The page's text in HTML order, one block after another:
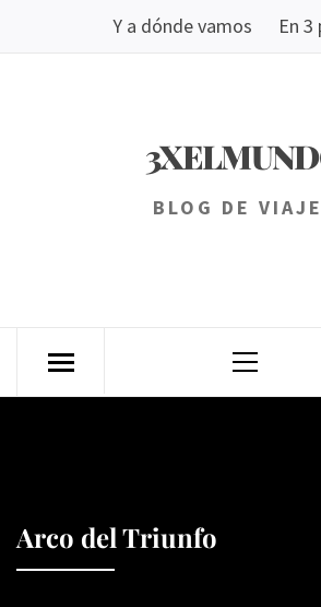
Y a dónde vamos En 3
BLOG DE
principal
Arco del Triunfo